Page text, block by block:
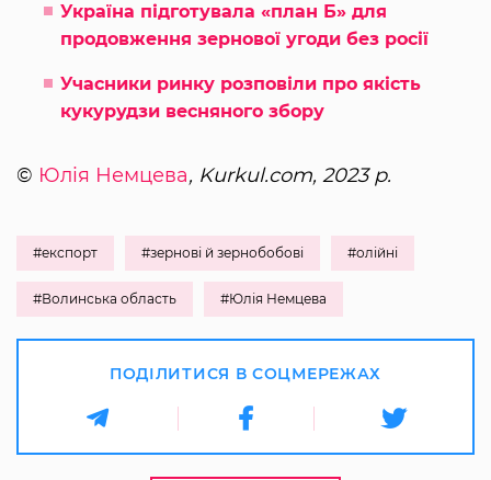
Україна підготувала «план Б» для
продовження зернової угоди без росії
Учасники ринку розповіли про якість
кукурудзи весняного збору
© Юлія Немцева, Kurkul.com, 2023 р.
#експорт #зернові й зернобобові #олійні
#Волинська область #Юлія Немцева
ПОДІЛИТИСЯ В СОЦМЕРЕЖАХ